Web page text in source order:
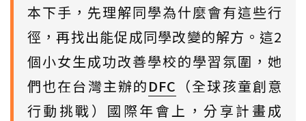
本下手，先理解同學為什麼會有這些行
徑，再找出能促成同學改變的解方。這2
個小女生成功改善學校的學習氛圍，她
們也在台灣主辦的DFC （全球孩童創意
行動挑戰）國際年會上，分享計畫成